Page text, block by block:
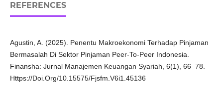
REFERENCES
Agustin, A. (2025). Penentu Makroekonomi Terhadap Pinjaman
Bermasalah Di Sektor Pinjaman Peer-To-Peer Indonesia.
Finansha: Jurnal Manajemen Keuangan Syariah, 6(1), 66–78.
Https://Doi.Org/10.15575/Fjsfm.V6i1.45136